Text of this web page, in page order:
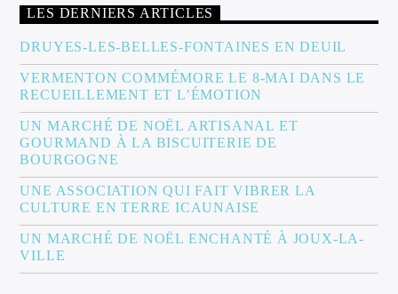
LES DERNIERS ARTICLES
DRUYES-LES-BELLES-FONTAINES EN DEUIL
VERMENTON COMMÉMORE LE 8-MAI DANS LE
RECUEILLEMENT ET L’ÉMOTION
UN MARCHÉ DE NOËL ARTISANAL ET
GOURMAND À LA BISCUITERIE DE
BOURGOGNE
UNE ASSOCIATION QUI FAIT VIBRER LA
CULTURE EN TERRE ICAUNAISE
UN MARCHÉ DE NOËL ENCHANTÉ À JOUX-LA-
VILLE